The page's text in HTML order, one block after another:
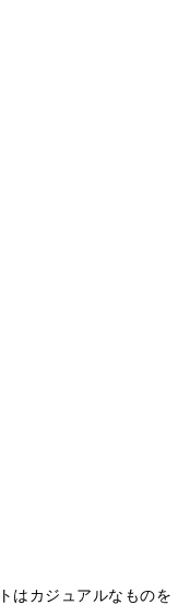
はカジュアルなものを